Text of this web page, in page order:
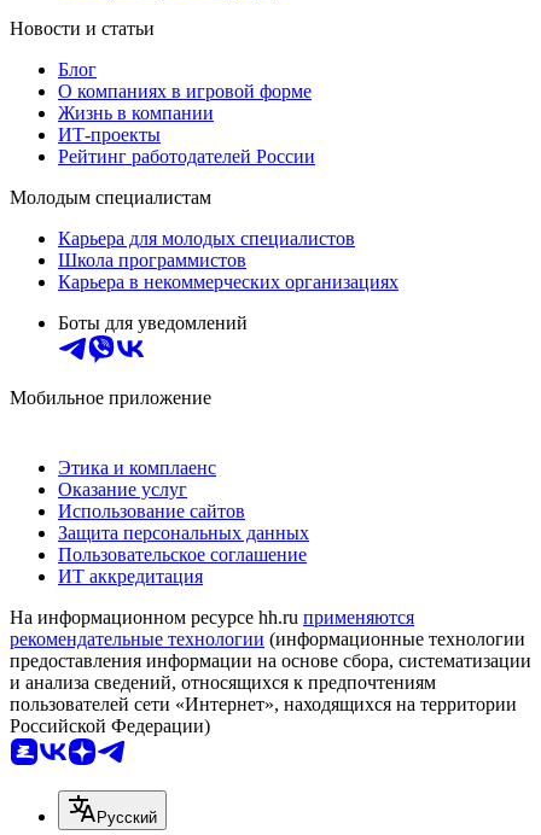
Новости и статьи
Блог
О компаниях в игровой форме
Жизнь в компании
ИТ-проекты
Рейтинг работодателей России
Молодым специалистам
Карьера для молодых специалистов
Школа программистов
Карьера в некоммерческих организациях
Боты для уведомлений
Мобильное приложение
Этика и комплаенс
Оказание услуг
Использование сайтов
Защита персональных данных
Пользовательское соглашение
ИТ аккредитация
На информационном ресурсе hh.ru применяются
рекомендательные технологии (информационные технологии
предоставления информации на основе сбора, систематизации
и анализа сведений, относящихся к предпочтениям
пользователей сети «Интернет», находящихся на территории
Российской Федерации)
Русский